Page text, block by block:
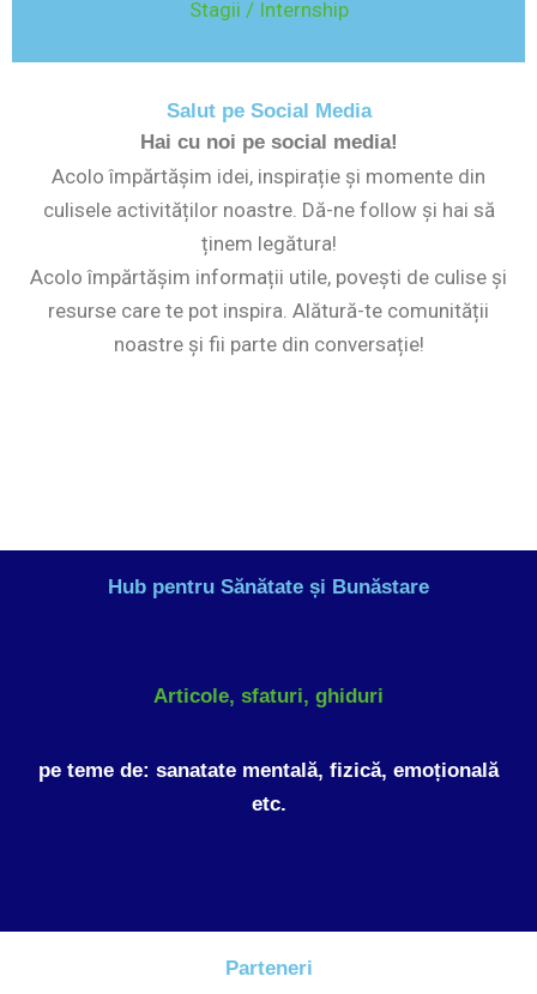
Stagii / Internship
Salut pe Social Media
Hai cu noi pe social media!
Acolo împărtășim idei, inspirație și momente din
culisele activităților noastre. Dă-ne follow și hai să
ținem legătura!
Acolo împărtășim informații utile, povești de culise și
resurse care te pot inspira. Alătură-te comunității
noastre și fii parte din conversație!
Hub pentru Sănătate și Bunăstare
Articole, sfaturi, ghiduri
pe teme de: sanatate mentală, fizică, emoțională
etc.
Parteneri